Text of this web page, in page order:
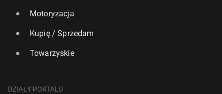
Motoryzacja
Kupię / Sprzedam
Towarzyskie
DZIAŁY PORTALU